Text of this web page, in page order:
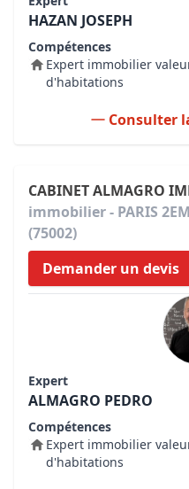
HAZAN JOSEPH
Compétences
Expert immobilier
d'habitations
Consulter
CABINET ALMAGRO
immobilier - PARIS
(75002)
Demander un devis
Expert
ALMAGRO PEDRO
Compétences
Expert immobilier
d'habitations